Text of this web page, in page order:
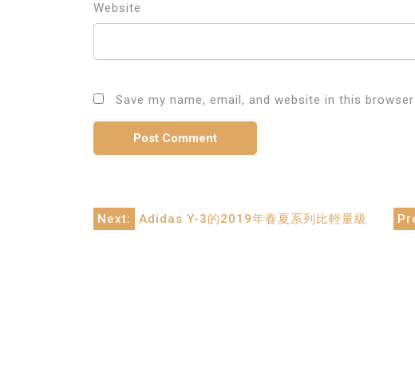
Website
Save my name, email, and website in this
Post
Next: Adidas Y-3的2019年春夏系列比輕量級